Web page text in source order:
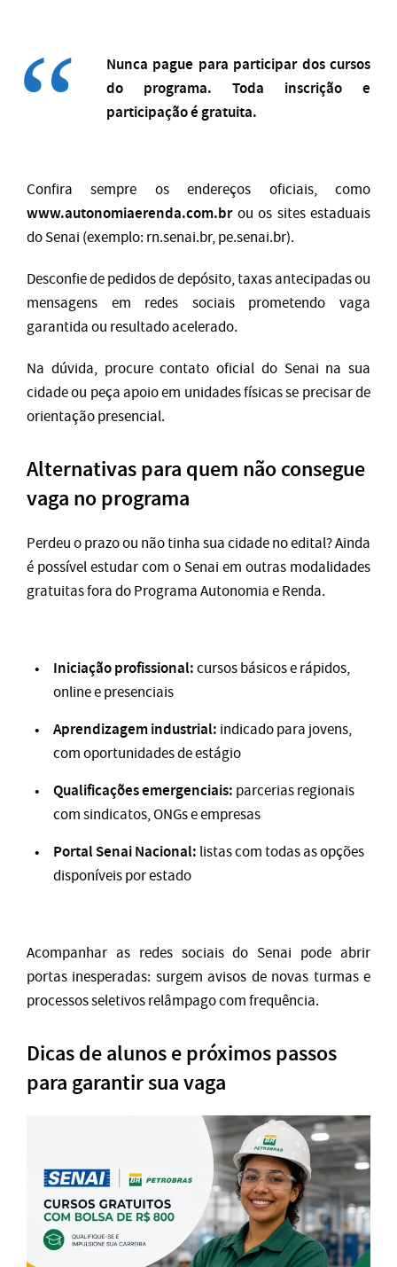
Nunca pague para participar dos cursos
do programa. Toda inscrição e
participação é gratuita.
Confira sempre os endereços oficiais, como
www.autonomiaerenda.com.brou os sites estaduais
do Senai (exemplo: rn.senai.br, pe.senai.br).
Desconfie de pedidos de depósito, taxas antecipadas ou
mensagens em redes sociais prometendo vaga
garantida ou resultado acelerado.
Na dúvida, procure contato oficial do Senai na sua
cidade ou peça apoio em unidades físicas se precisar de
orientação presencial.
Alternativas para quem não consegue
vaga no programa
Perdeu o prazo ou não tinha sua cidade no edital? Ainda
é possível estudar com o Senai em outras modalidades
gratuitas fora do Programa Autonomia e Renda.
Iniciação profissional:cursos básicos e rápidos,
online e presenciais
Aprendizagem industrial: indicado para jovens,
com oportunidades de estágio
Qualificações emergenciais: parcerias regionais
com sindicatos, ONGs e empresas
Portal Senai Nacional: listas com todas as opções
disponíveis por estado
Acompanhar as redes sociais do Senai pode abrir
portas inesperadas: surgem avisos de novas turmas e
processos seletivos relâmpago com frequência.
Dicas de alunos e próximos passos
para garantir sua vaga